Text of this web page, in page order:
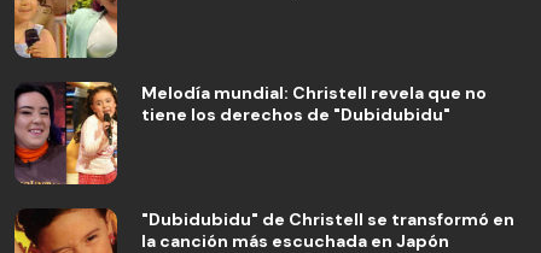
Melodía mundial: Christell revela que no
tiene los derechos de "Dubidubidu"
"Dubidubidu" de Christell se transformó en
la canción más escuchada en Japón